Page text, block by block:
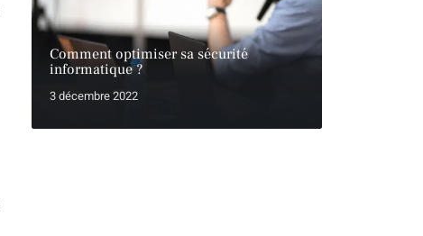
Comment optimiser sa sécurité
informatique ?
3 décembre 2022